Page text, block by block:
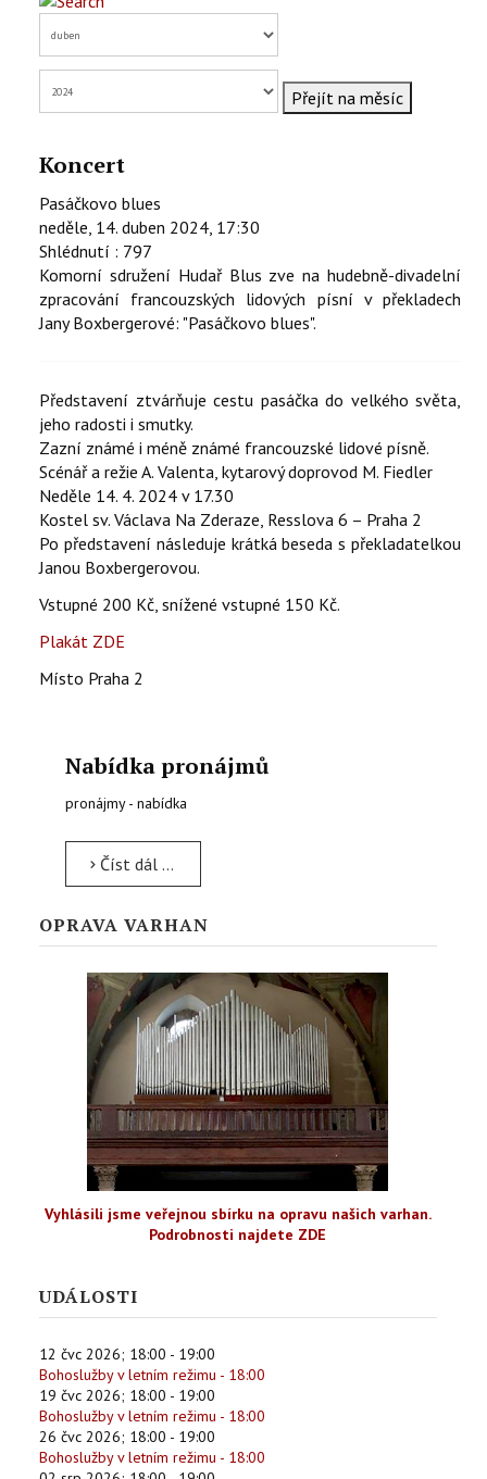
KONTAKTY
EN
Přejít na měsíc
Koncert
Pasáčkovo blues
neděle, 14. duben 2024, 17:30
Shlédnutí : 797
Komorní sdružení Hudař Blus zve na hudebně-divadelní
zpracování francouzských lidových písní v překladech
Jany Boxbergerové: "Pasáčkovo blues".
Představení ztvárňuje cestu pasáčka do velkého světa,
jeho radosti i smutky.
Zazní známé i méně známé francouzské lidové písně.
Scénář a režie A. Valenta, kytarový doprovod M. Fiedler
Neděle 14. 4. 2024 v 17.30
Kostel sv. Václava Na Zderaze, Resslova 6 – Praha 2
Po představení následuje krátká beseda s překladatelkou
Janou Boxbergerovou.
Vstupné 200 Kč, snížené vstupné 150 Kč.
Plakát ZDE
Místo Praha 2
Nabídka pronájmů
pronájmy - nabídka
Číst dál …
OPRAVA VARHAN
Vyhlásili jsme veřejnou sbírku na opravu našich varhan.
Podrobnosti najdete ZDE
UDÁLOSTI
12 čvc 2026; 18:00 - 19:00
Bohoslužby v letním režimu - 18:00
19 čvc 2026; 18:00 - 19:00
Bohoslužby v letním režimu - 18:00
26 čvc 2026; 18:00 - 19:00
Bohoslužby v letním režimu - 18:00